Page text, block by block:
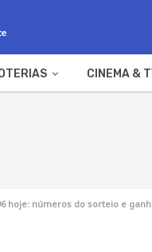
CINEMA &
hoje: números do sorteio e